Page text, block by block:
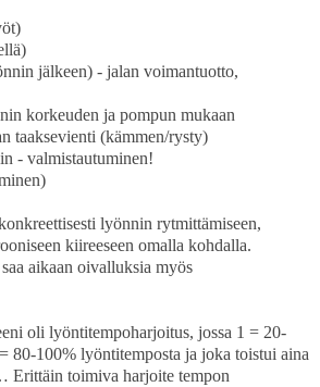
jälkeen) - jalan voimantuotto,
korkeuden ja pompun mukaan
taaksevienti (kämmen/rysty)
- valmistautuminen!
lyönnin rytmittämiseen,
kiireeseen omalla kohdalla.
aikaan oivalluksia myös
oli lyöntitempoharjoitus, jossa 1 = 20-
80-100% lyöntitemposta ja joka toistui aina
Erittäin toimiva harjoite tempon